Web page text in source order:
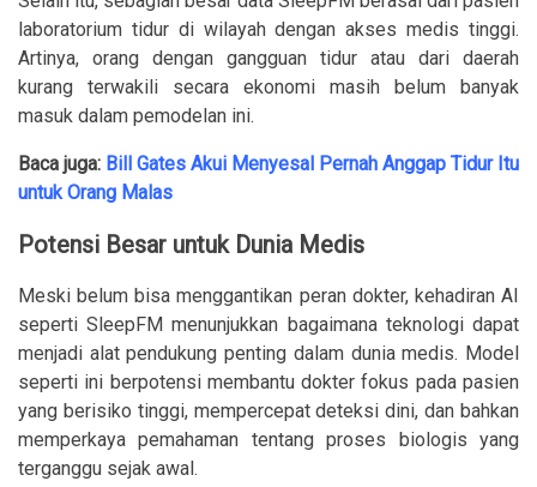
laboratorium tidur di wilayah dengan akses medis tinggi.
Artinya, orang dengan gangguan tidur atau dari daerah
kurang terwakili secara ekonomi masih belum banyak
masuk dalam pemodelan ini.
Baca juga: Bill Gates Akui Menyesal Pernah Anggap Tidur Itu
untuk Orang Malas
Potensi Besar untuk Dunia Medis
Meski belum bisa menggantikan peran dokter, kehadiran AI
seperti SleepFM menunjukkan bagaimana teknologi dapat
menjadi alat pendukung penting dalam dunia medis. Model
seperti ini berpotensi membantu dokter fokus pada pasien
yang berisiko tinggi, mempercepat deteksi dini, dan bahkan
memperkaya pemahaman tentang proses biologis yang
terganggu sejak awal.